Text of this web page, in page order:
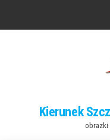
Kierunek
obrazki